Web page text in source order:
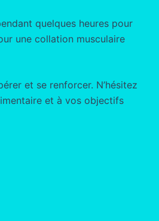
quelques heures pour
une collation musculaire
et se renforcer. N’hésitez
et à vos objectifs